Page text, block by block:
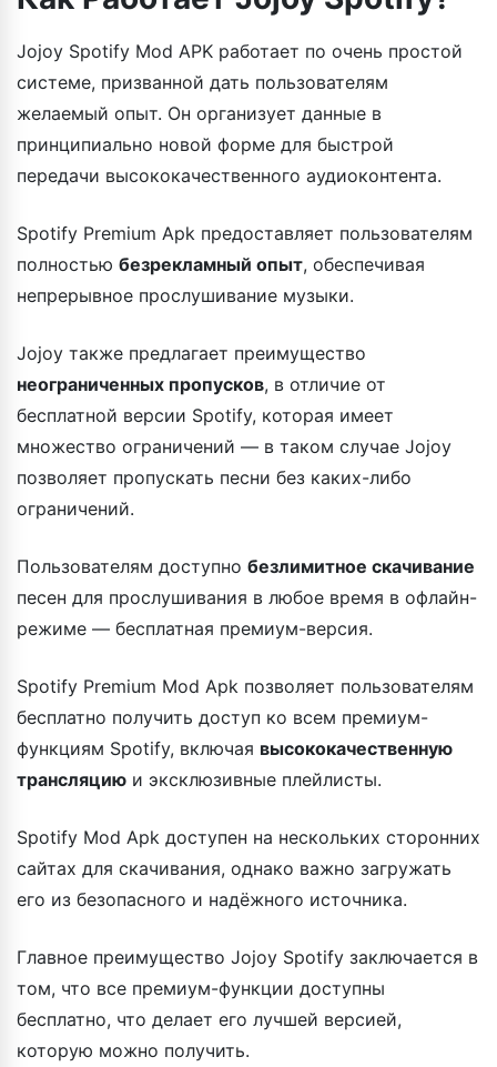
Jojoy Spotify Mod APK работает по очень простой
системе, призванной дать пользователям
желаемый опыт. Он организует данные в
принципиально новой форме для быстрой
передачи высококачественного аудиоконтента.
Spotify Premium Apk предоставляет пользователям
полностью безрекламный опыт, обеспечивая
непрерывное прослушивание музыки.
Jojoy также предлагает преимущество
неограниченных пропусков, в отличие от
бесплатной версии Spotify, которая имеет
множество ограничений — в таком случае Jojoy
позволяет пропускать песни без каких-либо
ограничений.
Пользователям доступно безлимитное скачивание
песен для прослушивания в любое время в офлайн-
режиме — бесплатная премиум-версия.
Spotify Premium Mod Apk позволяет пользователям
бесплатно получить доступ ко всем премиум-
функциям Spotify, включая высококачественную
трансляцию и эксклюзивные плейлисты.
Spotify Mod Apk доступен на нескольких сторонних
сайтах для скачивания, однако важно загружать
его из безопасного и надёжного источника.
Главное преимущество Jojoy Spotify заключается в
том, что все премиум-функции доступны
бесплатно, что делает его лучшей версией,
которую можно получить.